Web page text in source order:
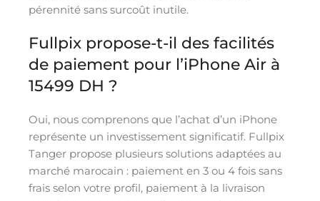
pérennité sans surcoût inutile.
Fullpix propose-t-il des facilités
de paiement pour l’iPhone Air à
15499 DH ?
Oui, nous comprenons que l’achat d’un iPhone
représente un investissement significatif. Fullpix
Tanger propose plusieurs solutions adaptées au
marché marocain : paiement en 3 ou 4 fois sans
frais selon votre profil, paiement à la livraison